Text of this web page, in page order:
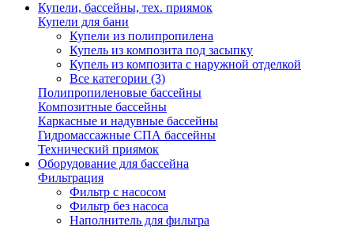
Купели, бассейны, тех. приямок
Купели для бани
Купели из полипропилена
Купель из композита под засыпку
Купель из композита с наружной отделкой
Все категории (3)
Полипропиленовые бассейны
Композитные бассейны
Каркасные и надувные бассейны
Гидромассажные СПА бассейны
Технический приямок
Оборудование для бассейна
Фильтрация
Фильтр с насосом
Фильтр без насоса
Наполнитель для фильтра